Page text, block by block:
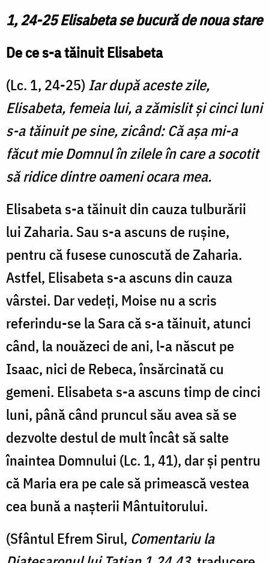
1, 24-25 Elisabeta se bucură de noua stare
De ce s-a tăinuit Elisabeta
(Lc. 1, 24-25) Iar după aceste zile,
Elisabeta, femeia lui, a zămislit şi cinci luni
s-a tăinuit pe sine, zicând: Că aşa mi-a
făcut mie Domnul în zilele în care a socotit
să ridice dintre oameni ocara mea.
Elisabeta s-a tăinuit din cauza tulburării
lui Zaharia. Sau s-a ascuns de rușine,
pentru că fusese cunoscută de Zaharia.
Astfel, Elisabeta s-a ascuns din cauza
vârstei. Dar vedeți, Moise nu a scris
referindu-se la Sara că s-a tăinuit, atunci
când, la nouăzeci de ani, l-a născut pe
Isaac, nici de Rebeca, însărcinată cu
gemeni. Elisabeta s-a ascuns timp de cinci
luni, până când pruncul său avea să se
dezvolte destul de mult încât să salte
înaintea Domnului (Lc. 1, 41), dar și pentru
că Maria era pe cale să primească vestea
cea bună a nașterii Mântuitorului.
(Sfântul Efrem Sirul, Comentariu la